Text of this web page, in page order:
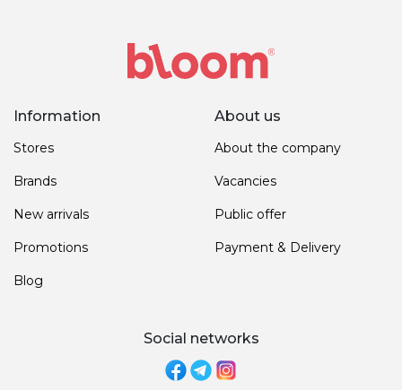
Information
Stores
Brands
New arrivals
Promotions
Blog
About us
About the company
Vacancies
Public offer
Payment & Delivery
Social networks